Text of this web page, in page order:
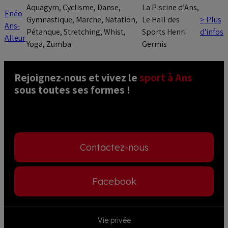
Enéo
Ans-
Alleur
Aquagym, Cyclisme, Danse,
Gymnastique, Marche, Natation,
Pétanque, Stretching, Whist,
Yoga, Zumba
La Piscine d’Ans,
Le Hall des
Sports Henri
Germis
> Plus
d'infos
Rejoignez-nous et vivez le sport à Ans
sous toutes ses formes !
Contactez-nous
Facebook
Footer
Vie privée